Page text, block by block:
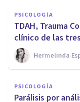
PSICOLOGÍA
TDAH, Trauma
clínico de las
Hermelinda
PSICOLOGÍA
Parálisis por